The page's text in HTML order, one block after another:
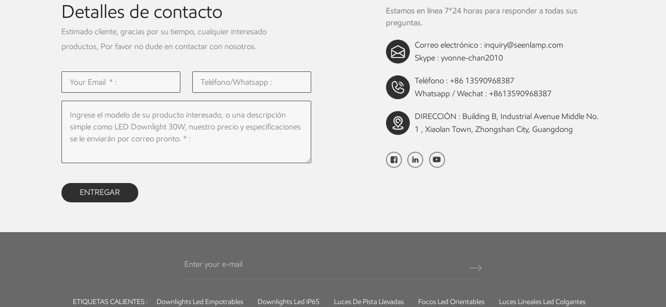
Detalles de contacto
Estimado cliente, gracias por su tiempo, cualquier interesado
productos, Por favor no dude en contactar con nosotros.
ENTREGAR
Estamos en línea 7*24 horas para responder a todas sus
preguntas.
Correo electrónico : inquiry@seenlamp.com
Skype :yvonne-chan2010
Teléfono :+86 13590968387
Whatsapp / Wechat :+8613590968387
DIRECCIÓN : Building B, Industrial Avenue Middle No.
1 , Xiaolan Town, Zhongshan City, Guangdong
ETIQUETAS CALIENTES : Downlights Led Empotrables Downlights Led IP65 Luces De Pista Llevadas Focos Led Orientables Luces Lineales Led Colgantes